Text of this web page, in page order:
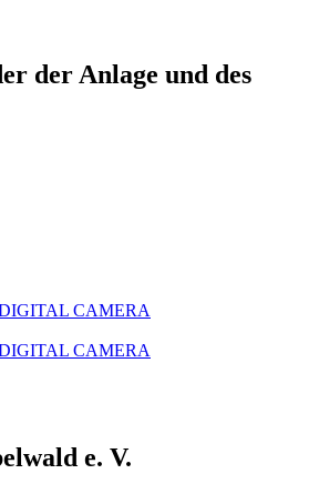
der Anlage und des
e. V.